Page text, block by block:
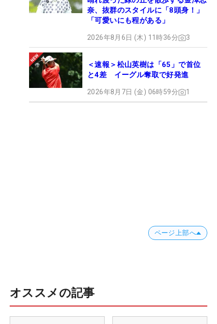
奈、抜群のスタイルに「8頭身！」
「可愛いにも程がある」
2026年8月6日 (木) 11時36分 3
＜速報＞松山英樹は「65」で首位
と4差 イーグル奪取で好発進
2026年8月7日 (金) 06時59分 1
ページ上部へ
オススメの記事